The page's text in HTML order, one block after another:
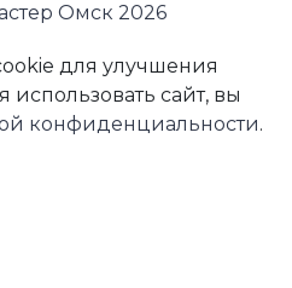
Омск 2026
для улучшения
использовать сайт, вы
конфиденциальности.